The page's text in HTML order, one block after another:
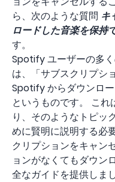
ら、次のような質問 キ
ロードした音楽を保持
す。
Spotify ユーザーの多
は、「サブスクリプシ
Spotify からダウンロー
というものです。 こ
り、そのようなトピッ
めに賢明に説明する必
クリプションをキャン
ョンがなくてもダウン
全なガイドを提供しま